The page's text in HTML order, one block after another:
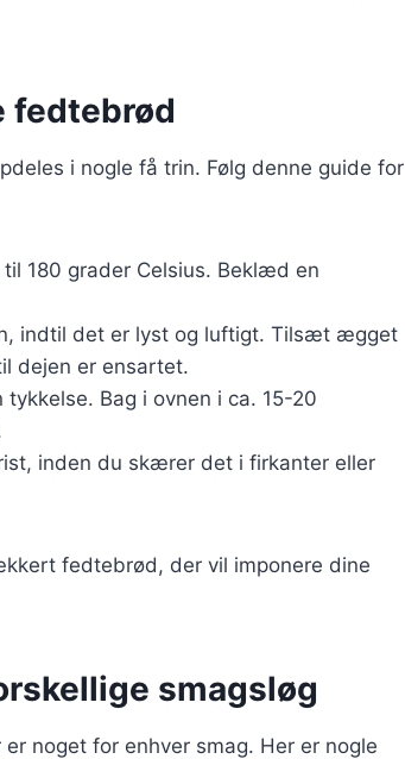
fedtebrød
i nogle få trin. Følg denne guide for
180 grader Celsius. Beklæd en
indtil det er lyst og luftigt. Tilsæt ægget
dejen er ensartet.
Bag i ovnen i ca. 15-20
inden du skærer det i firkanter eller
fedtebrød, der vil imponere dine
smagsløg
noget for enhver smag. Her er nogle